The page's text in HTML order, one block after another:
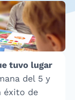
tuvo lugar
del 5 y
éxito de